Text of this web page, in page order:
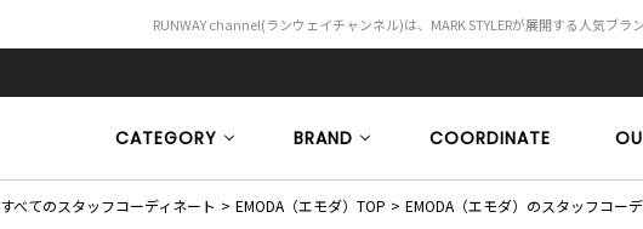
RUNWAY channel(ランウェイチャンネル)は、MARK STYLERが展開する人気ブラ
CATEGORY BRAND COORDINATE
すべてのスタッフコーディネート EMODA（エモダ）TOP EMODA（エモダ）のスタッフコー